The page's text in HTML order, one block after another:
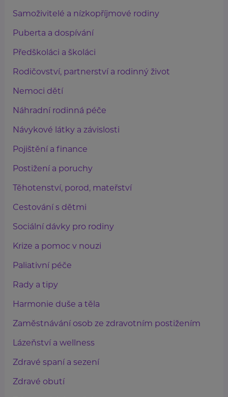
Samoživitelé a nízkopříjmové rodiny
Puberta a dospívání
Předškoláci a školáci
Rodičovství, partnerství a rodinný život
Nemoci dětí
Náhradní rodinná péče
Návykové látky a závislosti
Pojištění a finance
Postižení a poruchy
Těhotenství, porod, mateřství
Cestování s dětmi
Sociální dávky pro rodiny
Krize a pomoc v nouzi
Paliativní péče
Rady a tipy
Harmonie duše a těla
Zaměstnávání osob ze zdravotním postižením
Lázeňství a wellness
Zdravé spaní a sezení
Zdravé obutí